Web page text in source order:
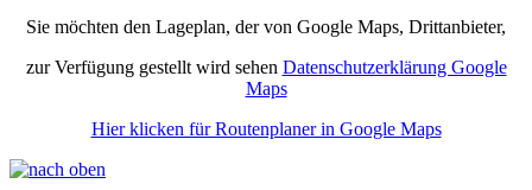
Sie möchten den Lageplan, der von Google Maps, Drittanbieter,
zur Verfügung gestellt wird sehen Datenschutzerklärung Google
Maps
Hier klicken für Routenplaner in Google Maps